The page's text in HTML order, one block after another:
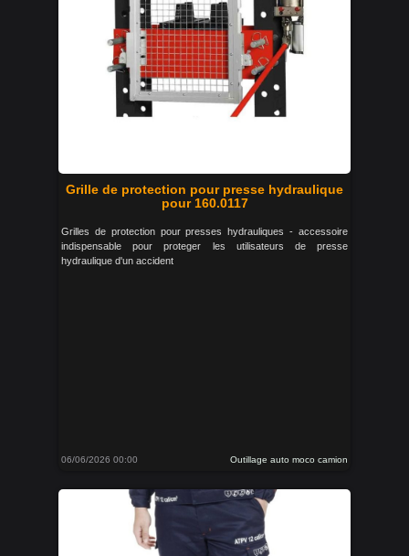
Grille de protection pour presse hydraulique
pour 160.0117
Grilles de protection pour presses hydrauliques - accessoire
indispensable pour proteger les utilisateurs de presse
hydraulique d'un accident
06/06/2026 00:00 Outillage auto moco camion